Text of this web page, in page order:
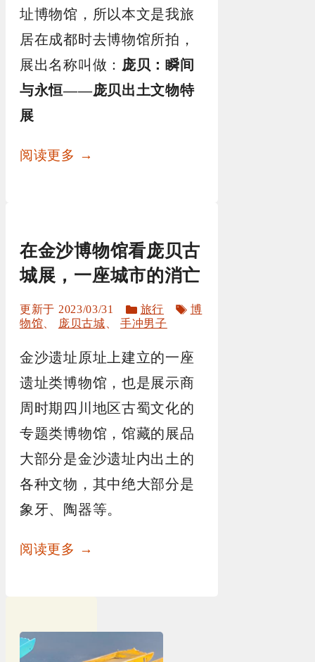
址博物馆，所以本文是我旅
居在成都时去博物馆所拍，
展出名称叫做： 庞贝：瞬间
与永恒——庞贝出土文物特
展
阅读更多 →
在金沙博物馆看庞贝古
城展，一座城市的消亡
2023/03/31
分
类
旅行
标
博
物馆
庞贝古城 、手冲男子
金沙遗址原址上建立的一座
遗址类博物馆，也是展示商
周时期四川地区古蜀文化的
专题类博物馆，馆藏的展品
大部分是金沙遗址内出土的
各种文物，其中绝大部分是
象牙、陶器等。
阅读更多 →